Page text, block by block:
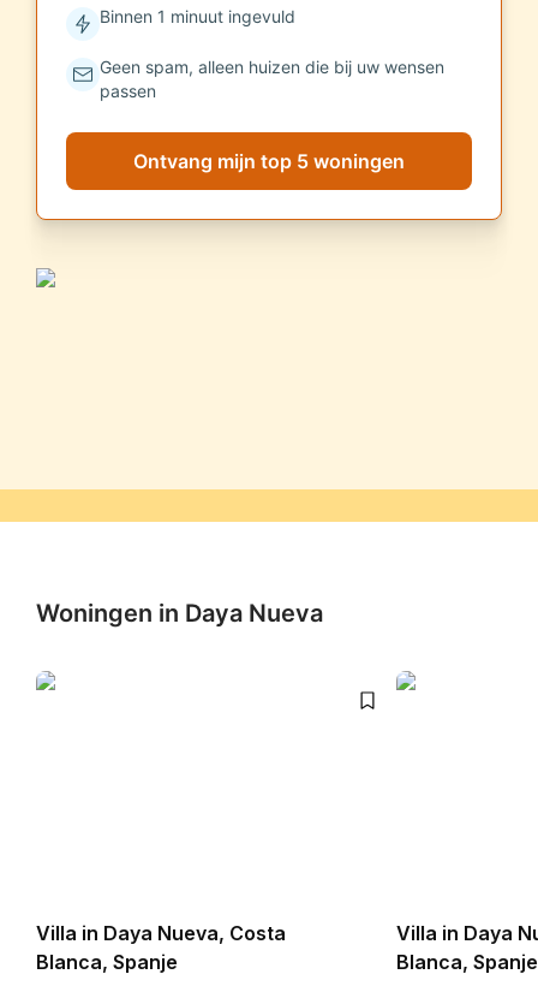
Binnen 1 minuut ingevuld
Geen spam, alleen huizen die bij uw wensen
passen
Ontvang mijn top 5 woningen
Woningen in Daya Nueva
Villa in Daya Nueva, Costa
Blanca, Spanje
Villa in Daya
Blanca, Spanje